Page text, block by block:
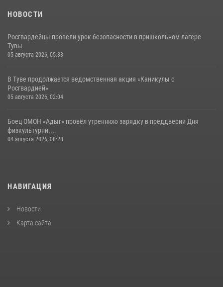
НОВОСТИ
Росгвардейцы провели урок безопасности в пришкольном лагере
Тувы
05 августа 2026, 05:33
В Туве продолжается ведомственная акция «Каникулы с
Росгвардией»
05 августа 2026, 02:04
Боец ОМОН «Адыг» провёл утреннюю зарядку в преддверии Дня
физкультурни...
04 августа 2026, 08:28
НАВИГАЦИЯ
Новости
Карта сайта